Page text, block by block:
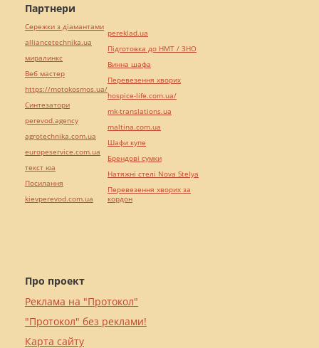
Про проект
Реклама на "Протокол"
"Протокол" без реклами!
Карта сайту
Партнери
Сережки з діамантами
alliancetechnika.ua
миралинкс
Веб мастер
https://motokosmos.ua/
Синтезатори
perevod.agency
agrotechnika.com.ua
europeservice.com.ua
текст юа
Посилання
kievperevod.com.ua
pereklad.ua
Підготовка до НМТ / ЗНО
Винна шафа
Перевезення хворих
hospice-life.com.ua/
mk-translations.ua
maltina.com.ua
Шафи купе
Брендові сумки
Натяжні стелі Nova Stelya
Перевезення хворих за
кордон